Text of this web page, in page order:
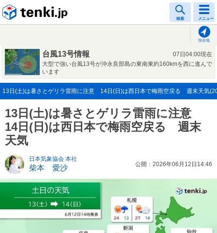
検索 メニュー
現在地
台風13号情報
07日04:00現在
大型で強い台風13号が沖永良部島の東南東約160kmを西に進んで
います
13日(土)は暑さとゲリラ雷雨に注意 14日(日)は西日本で梅雨空戻る 週末天気
13日(土)は暑さとゲリラ雷雨に注意
14日(日)は西日本で梅雨空戻る 週末
天気
日本気象協会 本社
柴本 愛沙 公開：2026年06月12日14:46